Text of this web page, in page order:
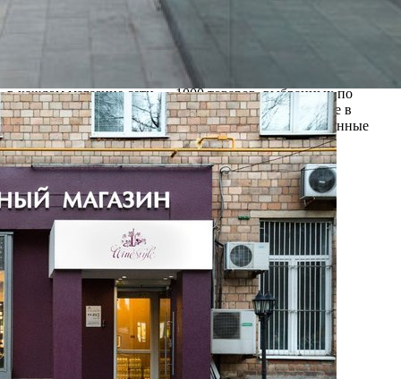
Связаться с ритейлером
Узнать планы развития ритейлера
WineStyle-сеть винных магазинов нового формата. Основана в
2006 году. В WineStyle мы собрали крупнейшую коллекцию
вин и алкоголя в России. 60 тысяч наименований в каталоге, а
в каждом магазине сети — 1000 товаров, выбранных по
рекомендациям клиентов. Забрать покупку вы можете в
удобном месте. У нас легко сделать выбор — проверенные
отзывы покупателей, рейтинги экспертов и ценная
информация о напитках. Заботим...
5071 (+6)
Навигация
О ритейлере
О компании
Информация о развитии ритейлера
Где представлена ТС
Фотогалерея
О ритейлере WineStyle